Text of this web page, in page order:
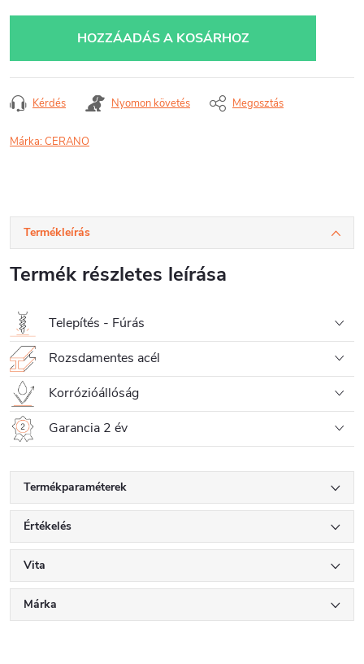
HOZZÁADÁS A KOSÁRHOZ
Kérdés Nyomon követés Megosztás
Márka:CERANO
Termékleírás
Termék részletes leírása
Telepítés - Fúrás
Rozsdamentes acél
Korrózióállóság
Garancia 2 év
Termékparaméterek
Értékelés
Vita
Márka